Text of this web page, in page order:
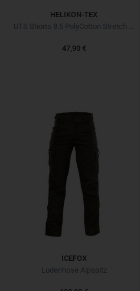
HELIKON-TEX
47,90 €
ICEFOX
Lodenhose Alpspitz